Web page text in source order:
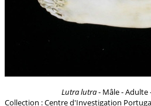
Lutra lutra- Mâle - Adulte
Collection : Centre d'Investigation